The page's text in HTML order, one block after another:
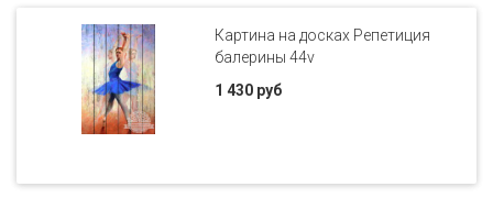
Картина на досках Репетиция
балерины 44v
1 430 руб